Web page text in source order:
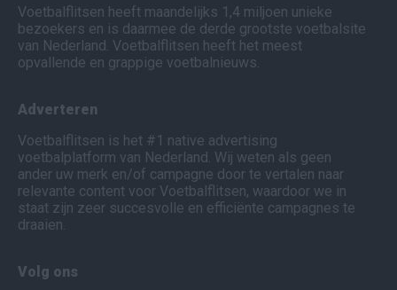
Voetbalflitsen heeft maandelijks 1,4 miljoen unieke
bezoekers en is daarmee de derde grootste voetbalsite
van Nederland. Voetbalflitsen heeft het meest
opvallende en grappige voetbalnieuws.
Adverteren
Voetbalflitsen is het #1 native advertising
voetbalplatform van Nederland. Wij weten als geen
ander uw merk en/of campagne door te vertalen naar
relevante content voor Voetbalflitsen, waardoor we in
staat zijn zeer succesvolle en efficiënte campagnes te
draaien.
Volg ons